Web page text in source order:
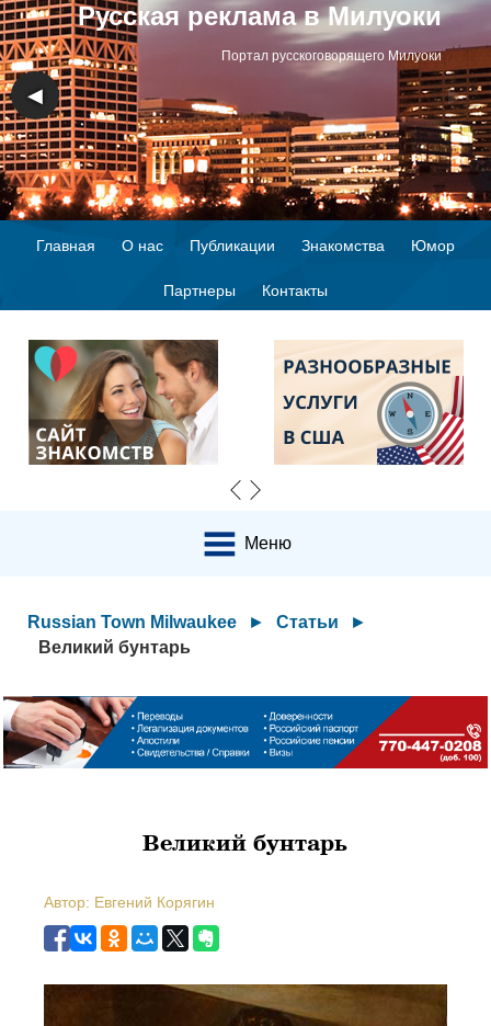
Русская реклама в Милуоки
Портал русскоговорящего Милуоки
◀ ▶
Главная О нас Публикации Знакомства Юмор
Партнеры Контакты
Меню
Russian Town Milwaukee ► Статьи
►
Великий бунтарь
Великий бунтарь
Автор: Евгений Корягин